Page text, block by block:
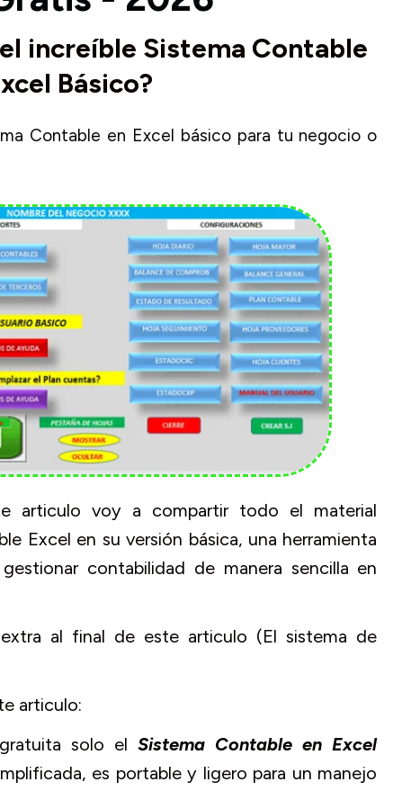
increíble Sistema Contable
Básico?
Contable en Excel básico para tu negocio o
articulo voy a compartir todo el material
Excel en su versión básica, una herramienta
contabilidad de manera sencilla en
al final de este articulo (El sistema de
articulo:
solo elSistema Contable en Excel
es portable y ligero para un manejo